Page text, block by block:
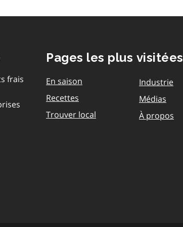
frais
Pages les plus visitées
En saison
Recettes
Trouver local
Industrie
Médias
À propos